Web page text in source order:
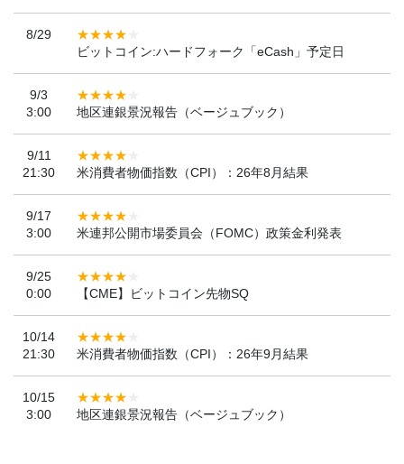
8/29
ビットコイン:ハードフォーク「eCash」予定日
9/3
3:00
地区連銀景況報告（ベージュブック）
9/11
21:30
米消費者物価指数（CPI）：26年8月結果
9/17
3:00
米連邦公開市場委員会（FOMC）政策金利発表
9/25
0:00
【CME】ビットコイン先物SQ
10/14
21:30
米消費者物価指数（CPI）：26年9月結果
10/15
3:00
地区連銀景況報告（ベージュブック）